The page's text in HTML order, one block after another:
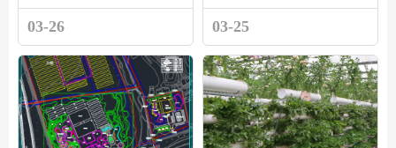
计作为一种创新型农
业出产形式
03-26
大棚建造厂家
03-25